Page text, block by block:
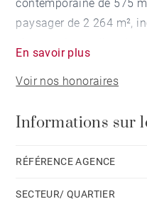
contemporaine de 575
paysager de 2 264 m²,
sérénité. Idéalement
The Fairways, à
cadre de vie rare et
prolongée par un jardin
En savoir plus
Voir nos honoraires
Informations sur
RÉFÉRENCE AGENCE
SECTEUR/ QUARTIER